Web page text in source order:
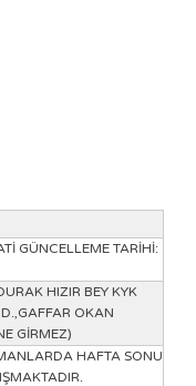
GÜNCELLEME TARİHİ:
HIZIR BEY KYK
OKAN
GİRMEZ)
HAFTA SONU